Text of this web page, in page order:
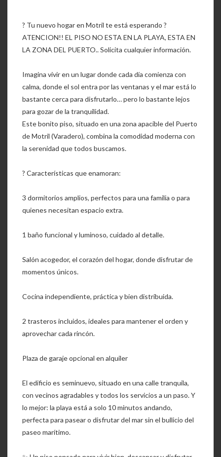
? Tu nuevo hogar en Motril te está esperando ?
ATENCION!! EL PISO NO ESTA EN LA PLAYA, ESTA EN
LA ZONA DEL PUERTO.. Solicita cualquier información.
Imagina vivir en un lugar donde cada día comienza con
calma, donde el sol entra por las ventanas y el mar está lo
bastante cerca para disfrutarlo… pero lo bastante lejos
para gozar de la tranquilidad.
Este bonito piso, situado en una zona apacible del Puerto
de Motril (Varadero), combina la comodidad moderna con
la serenidad que todos buscamos.
? Características que enamoran:
3 dormitorios amplios, perfectos para una familia o para
quienes necesitan espacio extra.
1 baño funcional y luminoso, cuidado al detalle.
Salón acogedor, el corazón del hogar, donde disfrutar de
momentos únicos.
Cocina independiente, práctica y bien distribuida.
2 trasteros incluidos, ideales para mantener el orden y
aprovechar cada rincón.
Plaza de garaje opcional en alquiler
El edificio es seminuevo, situado en una calle tranquila,
con vecinos agradables y todos los servicios a un paso. Y
lo mejor: la playa está a solo 10 minutos andando,
perfecta para pasear o disfrutar del mar sin el bullicio del
paseo marítimo.